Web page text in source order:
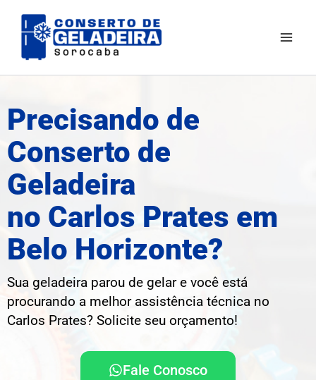
para
Precisando de
Conserto de
Geladeira
no Carlos Prates em
Belo Horizonte?
Sua geladeira parou de gelar e você está
procurando a melhor assistência técnica no
Carlos Prates? Solicite seu orçamento!
Fale Conosco